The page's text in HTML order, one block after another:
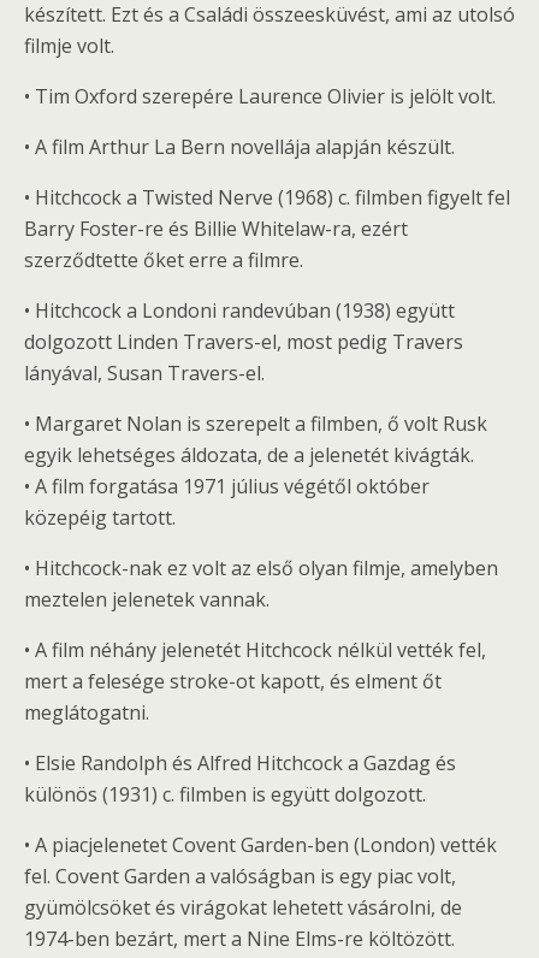
készített. Ezt és a Családi összeesküvést, ami az utolsó
filmje volt.
• Tim Oxford szerepére Laurence Olivier is jelölt volt.
• A film Arthur La Bern novellája alapján készült.
• Hitchcock a Twisted Nerve (1968) c. filmben figyelt fel
Barry Foster-re és Billie Whitelaw-ra, ezért
szerződtette őket erre a filmre.
• Hitchcock a Londoni randevúban (1938) együtt
dolgozott Linden Travers-el, most pedig Travers
lányával, Susan Travers-el.
• Margaret Nolan is szerepelt a filmben, ő volt Rusk
egyik lehetséges áldozata, de a jelenetét kivágták.
• A film forgatása 1971 július végétől október
közepéig tartott.
• Hitchcock-nak ez volt az első olyan filmje, amelyben
meztelen jelenetek vannak.
• A film néhány jelenetét Hitchcock nélkül vették fel,
mert a felesége stroke-ot kapott, és elment őt
meglátogatni.
• Elsie Randolph és Alfred Hitchcock a Gazdag és
különös (1931) c. filmben is együtt dolgozott.
• A piacjelenetet Covent Garden-ben (London) vették
fel. Covent Garden a valóságban is egy piac volt,
gyümölcsöket és virágokat lehetett vásárolni, de
1974-ben bezárt, mert a Nine Elms-re költözött.